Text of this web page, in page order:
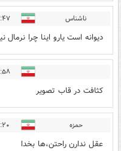
ناشناس ۱۳:۴۷ -
دیوانه است یارو اینا چرا
۱۳:۵۸ -
کثافت در قاب تصویر
حمزه ۱۴:۲۰ -
عقل ندارن راحتن،ها بخدا